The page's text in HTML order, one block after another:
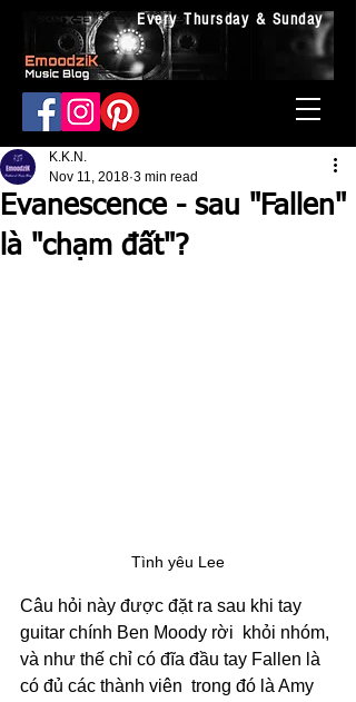
Every Thursday & Sunday
Evanescence - sau "Fallen"
là "chạm đất"?
K.K.N.
Nov 11, 2018 3 min read
Tình yêu Lee
Câu hỏi này được đặt ra sau khi tay
guitar chính Ben Moody rời  khỏi nhóm,
và như thế chỉ có đĩa đầu tay Fallen là
có đủ các thành viên  trong đó là Amy